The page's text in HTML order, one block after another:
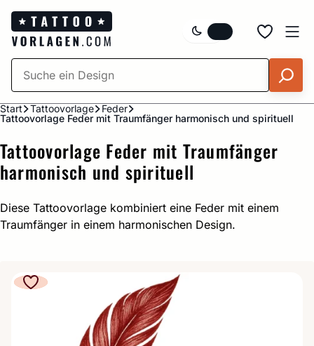
Zum
Inhalt
springen
Start Tattoovorlage
Feder
Tattoovorlage Feder mit Traumfänger harmonisch und spirituell
Tattoovorlage Feder mit Traumfänger
harmonisch und spirituell
Diese Tattoovorlage kombiniert eine Feder mit einem
Traumfänger in einem harmonischen Design.